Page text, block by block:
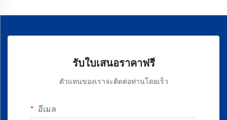
รับใบเสนอราคาฟรี
ตัวแทนของเราจะติดต่อท่านโดยเร็ว
อีเมล